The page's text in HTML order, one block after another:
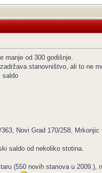
manje od 300 godišnje.
stanovništvo, ali to ne
saldo
Novi Grad 170/258, Mrkonjic
saldo od nekoliko stotina.
(550 novih stanova u 2009.),